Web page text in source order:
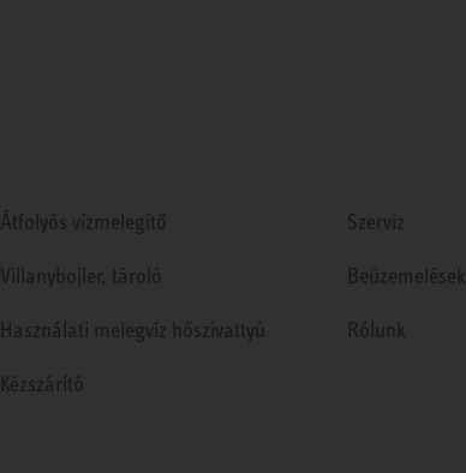
Átfolyós vízmelegítő
Villanybojler, tároló
Használati melegvíz hőszivattyú
Kézszárító
Szerviz
Beüzemelések
Rólunk